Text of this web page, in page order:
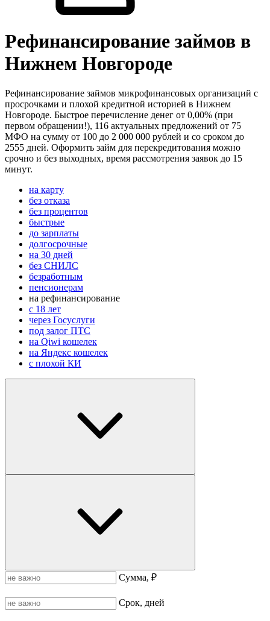
Рефинансирование займов в
Нижнем Новгороде
Рефинансирование займов микрофинансовых организаций с
просрочками и плохой кредитной историей в Нижнем
Новгороде. Быстрое перечисление денег от 0,00% (при
первом обращении!), 116 актуальных предложений от 75
МФО на сумму от 100 до 2 000 000 рублей и со сроком до
2555 дней. Оформить займ для перекредитования можно
срочно и без выходных, время рассмотрения заявок до 15
минут.
на карту
без отказа
без процентов
быстрые
до зарплаты
долгосрочные
на 30 дней
без СНИЛС
безработным
пенсионерам
на рефинансирование
с 18 лет
через Госуслуги
под залог ПТС
на Qiwi кошелек
на Яндекс кошелек
с плохой КИ
Сумма, ₽
Срок, дней